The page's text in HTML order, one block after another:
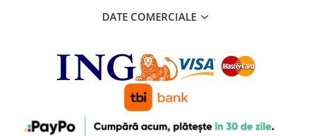
DATE COMERCIALE